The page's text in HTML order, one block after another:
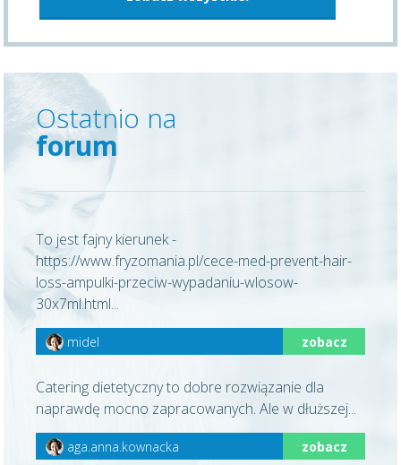
Ostatnio na
forum
To jest fajny kierunek -
https://www.fryzomania.pl/cece-med-prevent-hair-
loss-ampulki-przeciw-wypadaniu-wlosow-
30x7ml.html...
midel zobacz
Catering dietetyczny to dobre rozwiązanie dla
naprawdę mocno zapracowanych. Ale w dłuższej...
aga.anna.kownacka zobacz